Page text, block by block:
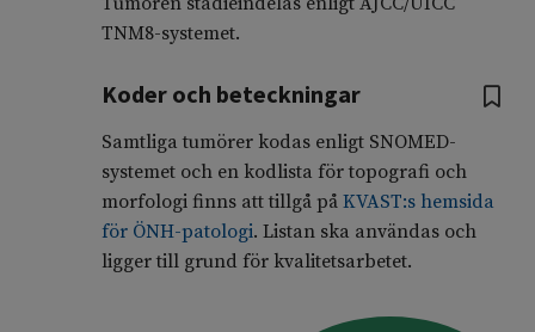
TNM8-systemet.
Koder och beteckningar
Samtliga tumörer kodas enligt SNOMED-
systemet och en kodlista för topografi och
morfologi finns att tillgå på KVAST:s hemsida
för ÖNH-patologi. Listan ska användas och
ligger till grund för kvalitetsarbetet.